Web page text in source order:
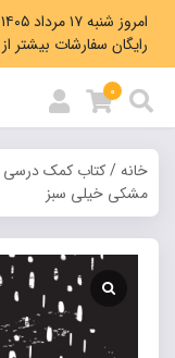
رایگان سفارشات بیشتر از 5،000،000 تومان.
0
خانه/کتاب کمک درسی
مشکی خیلی سبز